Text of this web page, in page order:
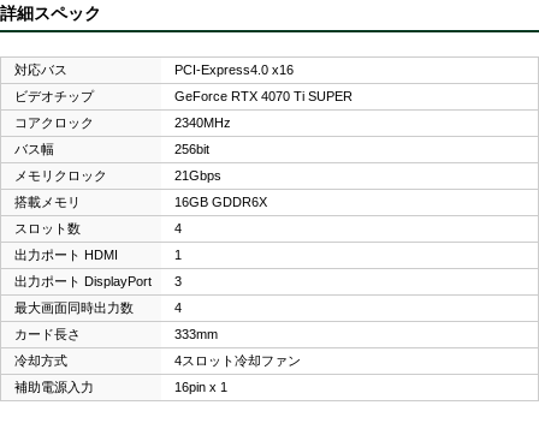
詳細スペック
対応バス
PCI-Express4.0 x16
ビデオチップ
GeForce RTX 4070 Ti SUPER
コアクロック
2340MHz
バス幅
256bit
メモリクロック
21Gbps
搭載メモリ
16GB GDDR6X
スロット数
4
出力ポート HDMI
1
出力ポート DisplayPort
3
最大画面同時出力数
4
カード長さ
333mm
冷却方式
4スロット冷却ファン
補助電源入力
16pin x 1